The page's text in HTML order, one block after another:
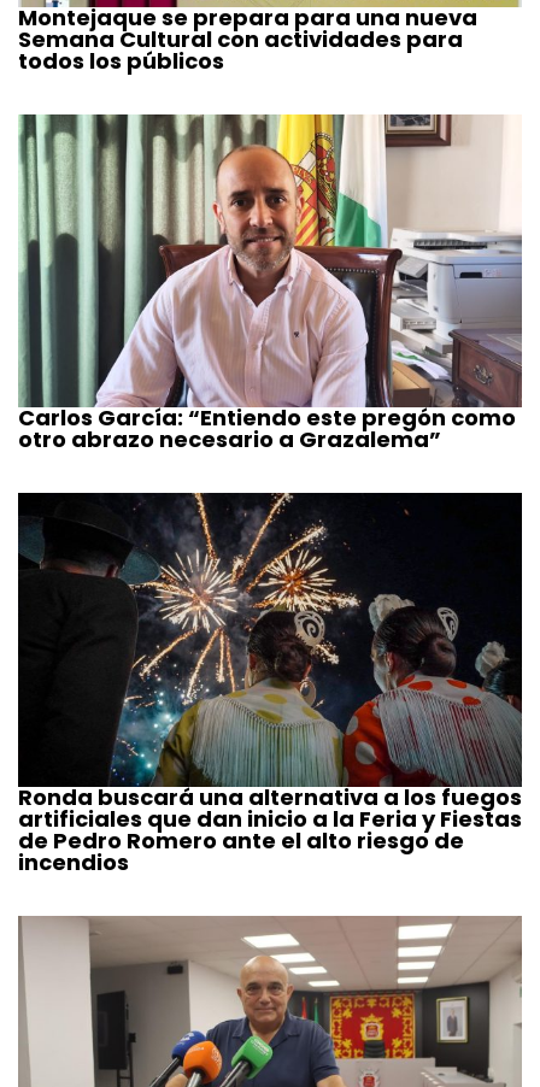
Montejaque se prepara para una nueva
Semana Cultural con actividades para
todos los públicos
Carlos García: “Entiendo este pregón como
otro abrazo necesario a Grazalema”
Ronda buscará una alternativa a los fuegos
artificiales que dan inicio a la Feria y Fiestas
de Pedro Romero ante el alto riesgo de
incendios